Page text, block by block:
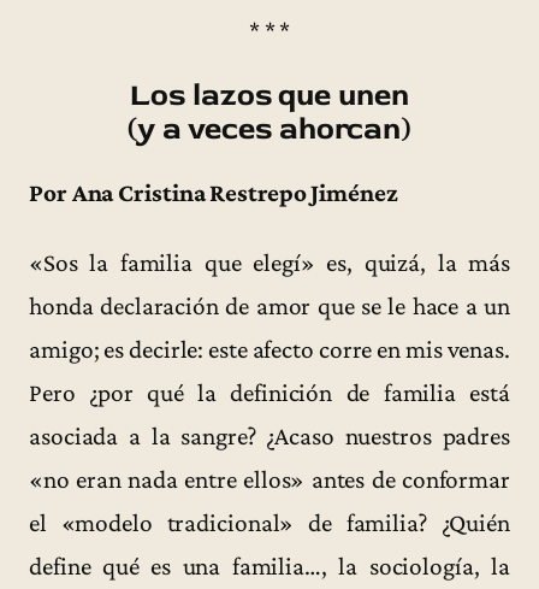
* * *
Los lazos que unen
(y a veces ahorcan)
Por Ana Cristina Restrepo Jiménez
«Sos la familia que elegí» es, quizá, la más
honda declaración de amor que se le hace a un
amigo; es decirle: este afecto corre en mis venas.
Pero ¿por qué la definición de familia está
asociada a la sangre? ¿Acaso nuestros padres
«no eran nada entre ellos» antes de conformar
el «modelo tradicional» de familia? ¿Quién
define qué es una familia…, la sociología, la